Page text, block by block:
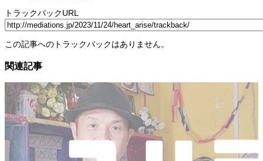
トラックバックURL
この記事へのトラックバックはありません。
関連記事